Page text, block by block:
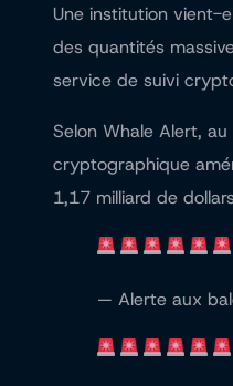
Une institution vient-
des quantités
service de suivi
Selon Whale Alert,
cryptographique
1,17 milliard de
— Alerte aux